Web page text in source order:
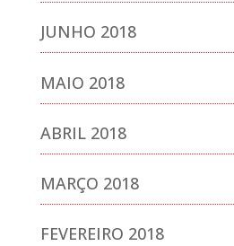
JUNHO 2018
MAIO 2018
ABRIL 2018
MARÇO 2018
FEVEREIRO 2018